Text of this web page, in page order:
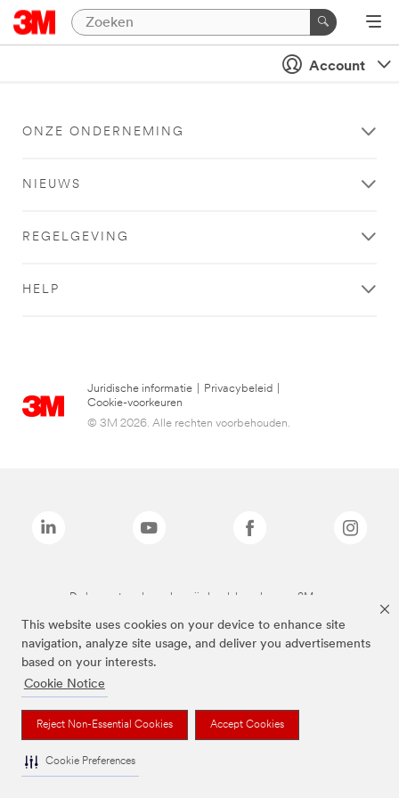
This website uses cookies on your device to enhance site
navigation, analyze site usage, and deliver you advertisements
based on your interests.
Cookie Notice
Reject Non-Essential Cookies Accept Cookies
Cookie Preferences
Account
ONZE ONDERNEMING
NIEUWS
REGELGEVING
HELP
Juridische informatie Privacybeleid
Cookie-voorkeuren
© 3M 2026. Alle rechten voorbehouden.
De bovenstaande merken zijn handelsmerken van 3M.we